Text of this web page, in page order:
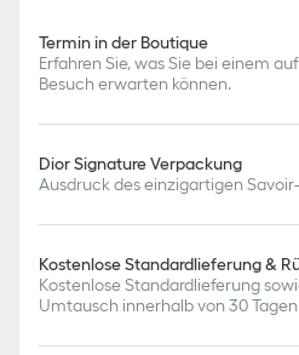
Termin in der Boutique
Erfahren Sie, was Sie bei einem
Besuch erwarten können.
Dior Signature Verpackung
Ausdruck des einzigartigen
Kostenlose Standardlieferung &
Kostenlose Standardlieferung
Umtausch innerhalb von 30 Tagen